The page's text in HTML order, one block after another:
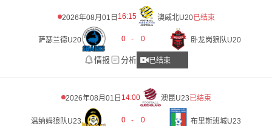
2026年08月01日 16:15 澳威北U20已结束
萨瑟兰德U20 0 - 0 卧龙岗狼队U20
情报 分析 已结束
2026年08月01日 14:00 澳昆U23已结束
温纳姆狼队U23 0 - 0 布里斯班城U23